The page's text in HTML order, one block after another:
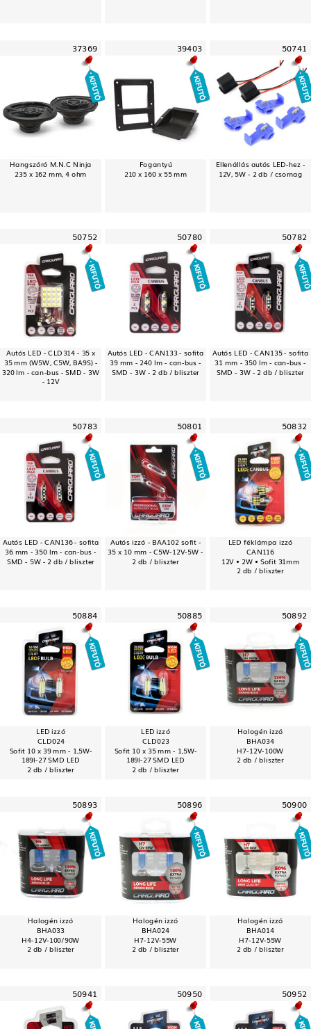
37369
Hangszóró M.N.C Ninja
235 x 162 mm, 4 ohm
39403
Fogantyú
210 x 160 x 55 mm
50741
Ellenállás autós LED-hez -
12V, 5W - 2 db / csomag
50752
Autós LED - CLD314 - 35 x
35 mm (W5W, C5W, BA9S) -
320 lm - can-bus - SMD - 3W
- 12V
50780
Autós LED - CAN133 - sofita
39 mm - 240 lm - can-bus -
SMD - 3W - 2 db / bliszter
50782
Autós LED - CAN135 - sofita
31 mm - 350 lm - can-bus -
SMD - 3W - 2 db / bliszter
50783
Autós LED - CAN136 - sofita
36 mm - 350 lm - can-bus -
SMD - 5W - 2 db / bliszter
50801
Autós izzó - BAA102 sofit -
35 x 10 mm - C5W-12V-5W -
2 db / bliszter
50832
LED féklámpa izzó
CAN116
12V • 2W • Sofit 31mm
2 db / bliszter
50884
LED izzó
CLD024
Sofit 10 x 39 mm - 1,5W-
189l-27 SMD LED
2 db / bliszter
50885
LED izzó
CLD023
Sofit 10 x 35 mm - 1,5W-
189l-27 SMD LED
2 db / bliszter
50892
Halogén izzó
BHA034
H7-12V-100W
2 db / bliszter
50893
Halogén izzó
BHA033
H4-12V-100/90W
2 db / bliszter
50896
Halogén izzó
BHA024
H7-12V-55W
2 db / bliszter
50900
Halogén izzó
BHA014
H7-12V-55W
2 db / bliszter
50941 50950 50952